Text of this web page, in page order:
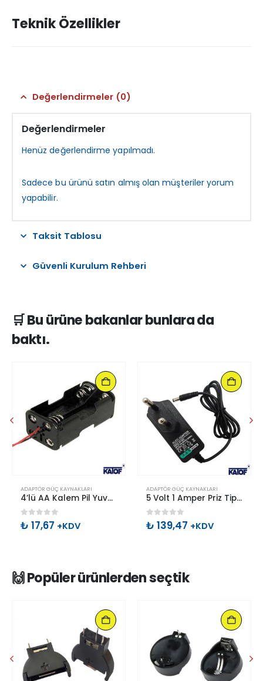
Teknik Özellikler
Değerlendirmeler (0)
Değerlendirmeler
Henüz değerlendirme yapılmadı.
Sadece bu ürünü satın almış olan müşteriler yorum
yapabilir.
Taksit Tablosu
Güvenli Kurulum Rehberi
🛒 Bu ürüne bakanlar bunlara da
baktı.
ADAPTÖR GÜÇ KAYNAKLARI
4’lü AA Kalem Pil Yuvası Çift Taraflı
0 out of 5
₺ 17,67 +KDV
ADAPTÖR GÜÇ KAYNAKLARI
5 Volt 1 Amper Priz Tipi Plastik Adaptör
0 out of 5
₺ 139,47 +KDV
🙌 Popüler ürünlerden seçtik